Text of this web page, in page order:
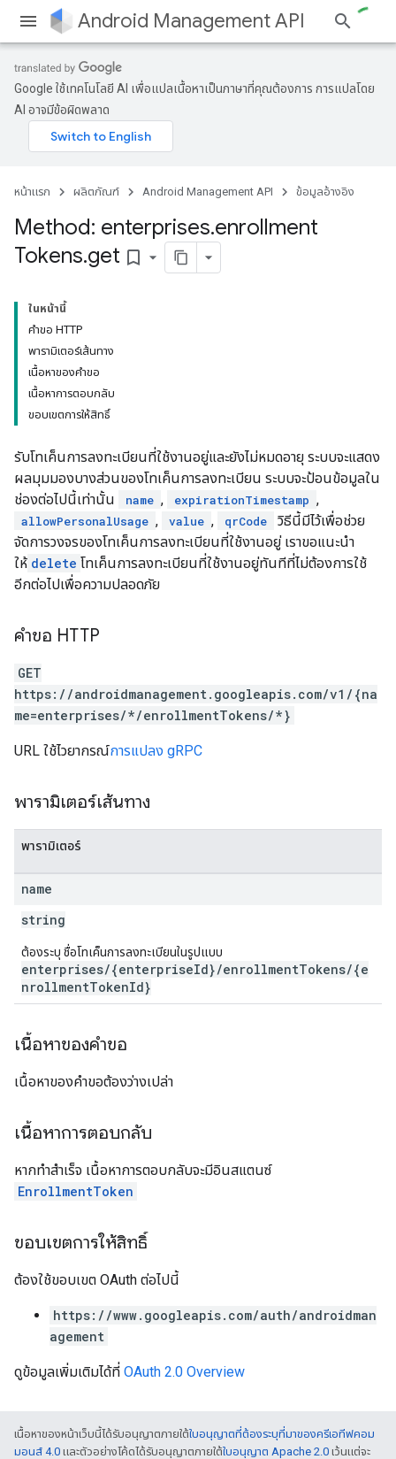
Android Management API
Google ใช้เทคโนโลยี AI เพื่อแปลเนื้อหาเป็นภาษาที่คุณต้องการ การแปลโดย
AI อาจมีข้อผิดพลาด
หน้าแรก ผลิตภัณฑ์ Android Management API ข้อมูลอ้างอิง
Method: enterprises.enrollment
Tokens.get bookmark_border
ในหน้านี้
คำขอ HTTP
พารามิเตอร์เส้นทาง
เนื้อหาของคำขอ
เนื้อหาการตอบกลับ
ขอบเขตการให้สิทธิ์
รับโทเค็นการลงทะเบียนที่ใช้งานอยู่และยังไม่หมดอายุ ระบบจะแสดง
ผลมุมมองบางส่วนของโทเค็นการลงทะเบียน ระบบจะป้อนข้อมูลใน
ช่องต่อไปนี้เท่านั้น
name , expirationTimestamp ,
allowPersonalUsage , value , qrCode
วิธีนี้มีไว้เพื่อช่วย
จัดการวงจรของโทเค็นการลงทะเบียนที่ใช้งานอยู่ เราขอแนะนำ
ให้ delete โทเค็นการลงทะเบียนที่ใช้งานอยู่ทันทีที่ไม่ต้องการใช้
อีกต่อไปเพื่อความปลอดภัย
คำขอ HTTP
GET
https://androidmanagement.googleapis.com/v1/{na
me=enterprises/*/enrollmentTokens/*}
URL ใช้ไวยากรณ์การแปลง gRPC
พารามิเตอร์เส้นทาง
พารามิเตอร์
name
string
ต้องระบุ ชื่อโทเค็นการลงทะเบียนในรูปแบบ
enterprises/{enterpriseId}/enrollmentTokens/{e
nrollmentTokenId}
เนื้อหาของคำขอ
เนื้อหาของคำขอต้องว่างเปล่า
เนื้อหาการตอบกลับ
หากทำสำเร็จ เนื้อหาการตอบกลับจะมีอินสแตนซ์
EnrollmentToken
ขอบเขตการให้สิทธิ์
ต้องใช้ขอบเขต OAuth ต่อไปนี้
https://www.googleapis.com/auth/androidman
agement
ดูข้อมูลเพิ่มเติมได้ที่ OAuth 2.0 Overview
เนื้อหาของหน้าเว็บนี้ได้รับอนุญาตภายใต้ใบอนุญาตที่ต้องระบุที่มาของครีเอทีฟคอม
มอนส์ 4.0 และตัวอย่างโค้ดได้รับอนุญาตภายใต้ใบอนุญาต Apache 2.0 เว้นแต่จะ